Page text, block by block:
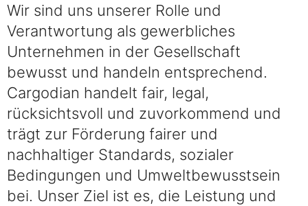
Wir sind uns unserer Rolle und
Verantwortung als gewerbliches
Unternehmen in der Gesellschaft
bewusst und handeln entsprechend.
Cargodian handelt fair, legal,
rücksichtsvoll und zuvorkommend und
trägt zur Förderung fairer und
nachhaltiger Standards, sozialer
Bedingungen und Umweltbewusstsein
bei. Unser Ziel ist es, die Leistung und